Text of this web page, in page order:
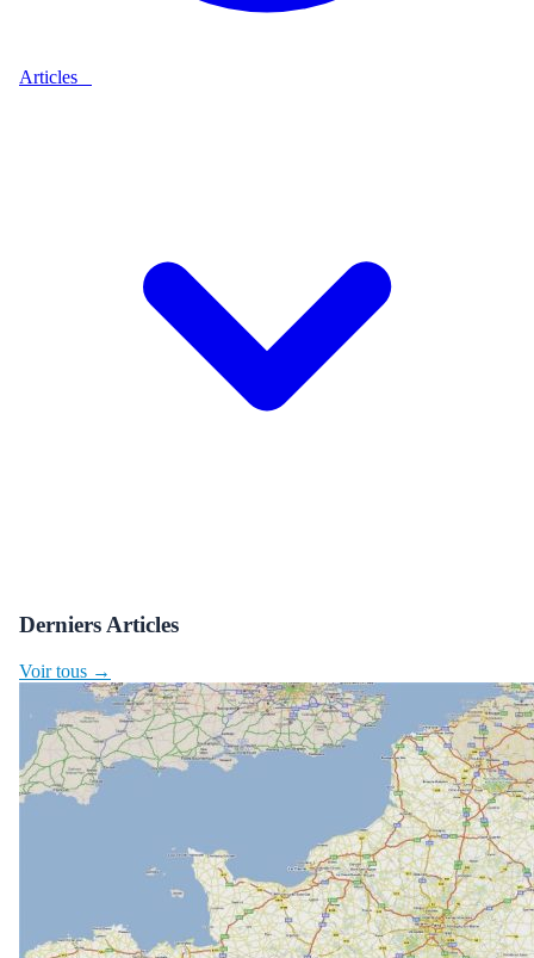
Articles
Derniers Articles
Voir tous →